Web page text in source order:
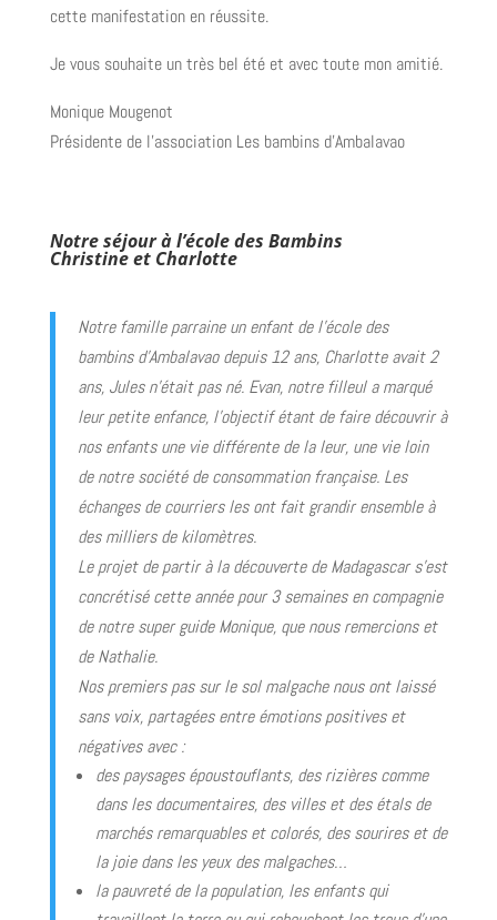
cette manifestation en réussite.
Je vous souhaite un très bel été et avec toute mon amitié.
Monique Mougenot
Présidente de l’association Les bambins d’Ambalavao
Notre séjour à l’école des Bambins
Christine et Charlotte
Notre famille parraine un enfant de l’école des
bambins d’Ambalavao depuis 12 ans, Charlotte avait 2
ans, Jules n’était pas né. Evan, notre filleul a marqué
leur petite enfance, l’objectif étant de faire découvrir à
nos enfants une vie différente de la leur, une vie loin
de notre société de consommation française. Les
échanges de courriers les ont fait grandir ensemble à
des milliers de kilomètres.
Le projet de partir à la découverte de Madagascar s’est
concrétisé cette année pour 3 semaines en compagnie
de notre super guide Monique, que nous remercions et
de Nathalie.
Nos premiers pas sur le sol malgache nous ont laissé
sans voix, partagées entre émotions positives et
négatives avec :
des paysages époustouflants, des rizières comme
dans les documentaires, des villes et des étals de
marchés remarquables et colorés, des sourires et de
la joie dans les yeux des malgaches…
la pauvreté de la population, les enfants qui